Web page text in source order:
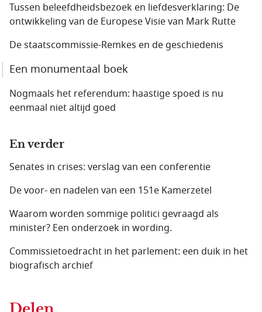
Tussen beleefdheidsbezoek en liefdesverklaring: De
ontwikkeling van de Europese Visie van Mark Rutte
De staatscommissie-Remkes en de geschiedenis
Een monumentaal boek
Nogmaals het referendum: haastige spoed is nu
eenmaal niet altijd goed
En verder
Senates in crises: verslag van een conferentie
De voor- en nadelen van een 151e Kamerzetel
Waarom worden sommige politici gevraagd als
minister? Een onderzoek in wording.
Commissietoedracht in het parlement: een duik in het
biografisch archief